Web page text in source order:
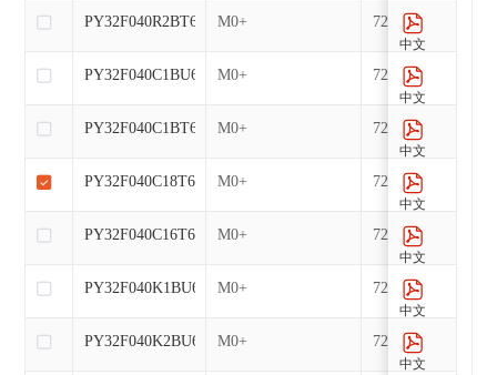
M0+ 72
M0+ 72
M0+ 72
M0+ 72
M0+ 72
M0+ 72
M0+ 72
PY32F040R2BT6
PY32F040C1BU6
PY32F040C1BT6
PY32F040C18T6
PY32F040C16T6
PY32F040K1BU6
PY32F040K2BU6
中文
中文
中文
中文
中文
中文
中文